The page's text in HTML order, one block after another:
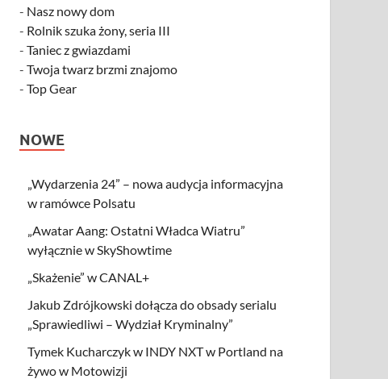
- Nasz nowy dom
- Rolnik szuka żony, seria III
-Taniec z gwiazdami
-Twoja twarz brzmi znajomo
-Top Gear
NOWE
„Wydarzenia 24” – nowa audycja informacyjna
w ramówce Polsatu
„Awatar Aang: Ostatni Władca Wiatru”
wyłącznie w SkyShowtime
„Skażenie” w CANAL+
Jakub Zdrójkowski dołącza do obsady serialu
„Sprawiedliwi – Wydział Kryminalny”
Tymek Kucharczyk w INDY NXT w Portland na
żywo w Motowizji